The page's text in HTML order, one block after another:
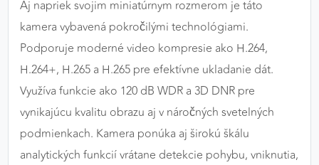
Aj napriek svojim miniatúrnym rozmerom je táto
kamera vybavená pokročilými technológiami.
Podporuje moderné video kompresie ako H.264,
H.264+, H.265 a H.265 pre efektívne ukladanie dát.
Využíva funkcie ako 120 dB WDR a 3D DNR pre
vynikajúcu kvalitu obrazu aj v náročných svetelných
podmienkach. Kamera ponúka aj širokú škálu
analytických funkcií vrátane detekcie pohybu, vniknutia,